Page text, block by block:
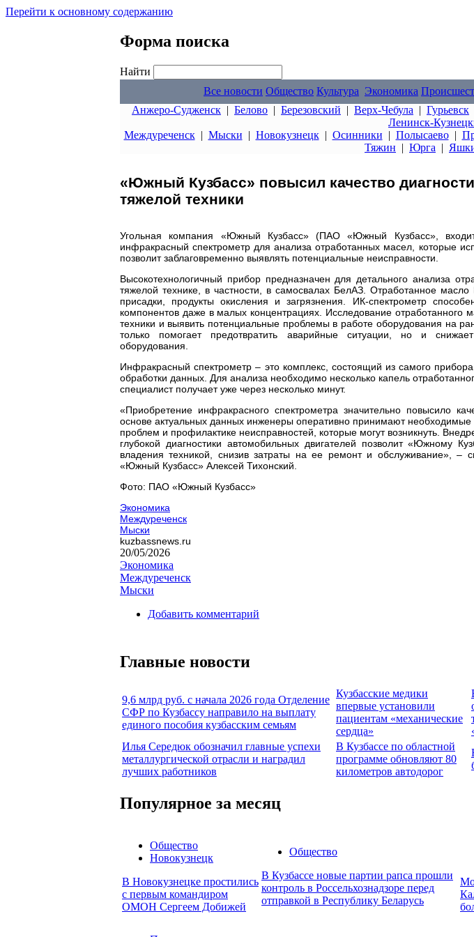
Перейти к основному содержанию
Форма поиска
Найти
Все новости Общество Культура Экономика
Анжеро-Судженск | Белово | Березовский | Верх-Чебула | Гурьевск
Ленинск-
Междуреченск| Мыски | Новокузнецк| Осинники | Полысаево|
Тяжин | Юрга |
«Южный Кузбасс» повысил качество
тяжелой техники
Угольная компания «Южный Кузбасс» (ПАО «Южный Кузбасс»,
инфракрасный спектрометр для анализа отработанных масел, которые
позволит заблаговременно выявлять потенциальные неисправности.
Высокотехнологичный прибор предназначен для детального анализа
тяжелой технике, в частности, в самосвалах БелАЗ. Отработанное
присадки, продукты окисления и загрязнения. ИК-спектрометр
компонентов даже в малых концентрациях. Исследование отработанного
техники и выявить потенциальные проблемы в работе оборудования на
только помогает предотвратить аварийные ситуации, но и
оборудования.
Инфракрасный спектрометр – это комплекс, состоящий из самого
обработки данных. Для анализа необходимо несколько капель
специалист получает уже через несколько минут.
«Приобретение инфракрасного спектрометра значительно повысило
основе актуальных данных инженеры оперативно принимают
проблем и профилактике неисправностей, которые могут возникнуть.
глубокой диагностики автомобильных двигателей позволит «Южному
владения техникой, снизив затраты на ее ремонт и обслуживание», –
«Южный Кузбасс» Алексей Тихонский.
Фото: ПАО «Южный Кузбасс»
Экономика
Междуреченск
Мыски
kuzbassnews.ru
20/05/2026
Экономика
Междуреченск
Мыски
Добавить комментарий
Главные новости
9,6 млрд руб. с начала 2026 года Отделение
СФР по Кузбассу направило на выплату
единого пособия кузбасским семьям
Кузбасские медики
впервые установили
пациентам «механические
сердца»
Илья Середюк обозначил главные успехи
металлургической отрасли и наградил
лучших работников
В Кузбассе по областной
программе обновляют 80
километров автодорог
Популярное за месяц
Общество
Новокузнецк
В Новокузнецке простились
с первым командиром
ОМОН Сергеем Добижей
Общество
В Кузбассе новые партии рапса прошли
контроль в Россельхознадзоре перед
отправкой в Республику Беларусь